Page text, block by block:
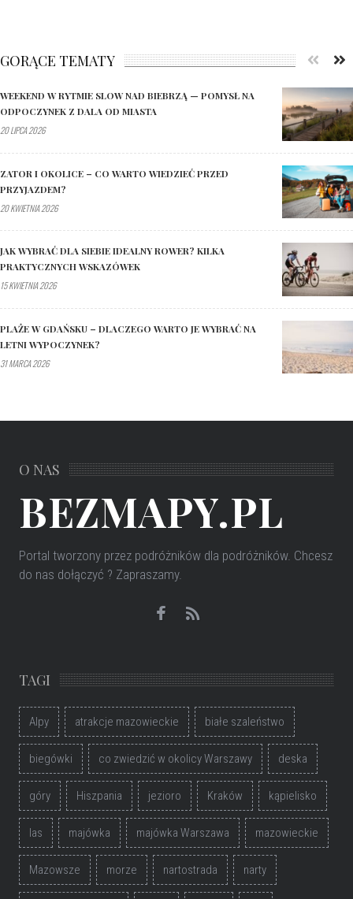
GORĄCE TEMATY
WEEKEND W RYTMIE SLOW NAD BIEBRZĄ — POMYSŁ NA
ODPOCZYNEK Z DALA OD MIASTA
20 LIPCA 2026
ZATOR I OKOLICE – CO WARTO WIEDZIEĆ PRZED
PRZYJAZDEM?
20 KWIETNIA 2026
JAK WYBRAĆ DLA SIEBIE IDEALNY ROWER? KILKA
PRAKTYCZNYCH WSKAZÓWEK
15 KWIETNIA 2026
PLAŻE W GDAŃSKU – DLACZEGO WARTO JE WYBRAĆ NA
LETNI WYPOCZYNEK?
31 MARCA 2026
O NAS
BEZMAPY.PL
Portal tworzony przez podróżników dla podróżników. Chcesz
do nas dołączyć ? Zapraszamy.
TAGI
Alpy atrakcje mazowieckie białe szaleństwo
biegówki co zwiedzić w okolicy Warszawy deska
góry Hiszpania jezioro Kraków kąpielisko
las majówka majówka Warszawa mazowieckie
Mazowsze morze nartostrada narty